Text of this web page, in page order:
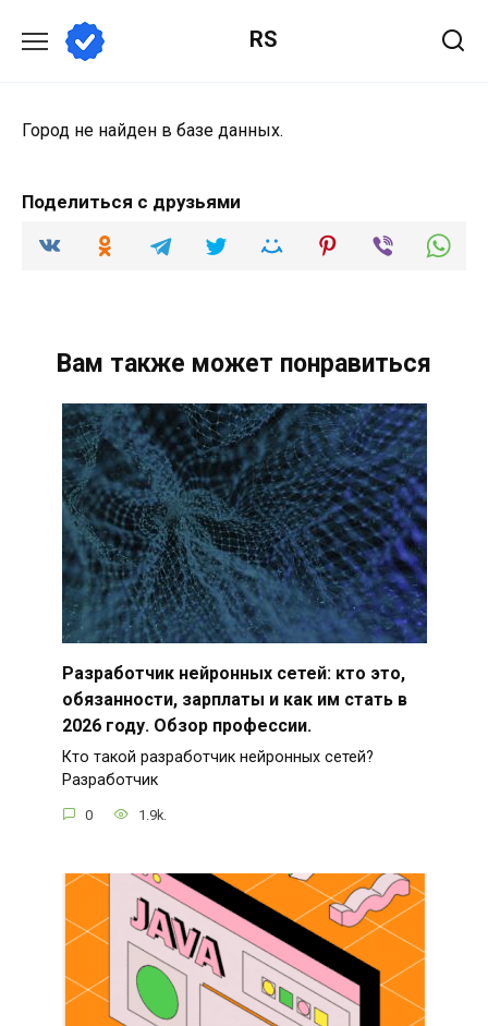
содержанию
RS
Город не найден в базе данных.
Поделиться с друзьями
Вам также может понравиться
Разработчик нейронных сетей: кто это,
обязанности, зарплаты и как им стать в
2026 году. Обзор профессии.
Кто такой разработчик нейронных сетей?
Разработчик
0 1.9k.